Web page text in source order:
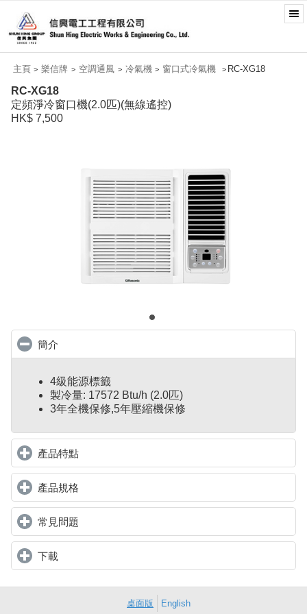
主頁 > 樂信牌 > 空調通風 > 冷氣機 > 窗口式冷氣機 > RC-XG18
RC-XG18
定頻淨冷窗口機(2.0匹)(無線遙控)
HK$ 7,500
簡介
4級能源標籤
製冷量: 17572 Btu/h (2.0匹)
3年全機保修,5年壓縮機保修
產品特點click to expand contents
產品規格
常見問題
下載click to expand contents
桌面版 English